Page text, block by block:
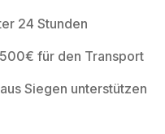
24 Stunden
für den Transport
Siegen unterstützen